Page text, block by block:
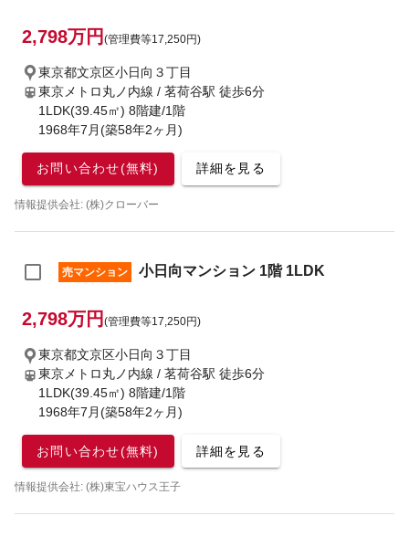
2,798万円 (管理費等17,250円)
東京都文京区小日向３丁目
東京メトロ丸ノ内線 / 茗荷谷駅 徒歩6分
1LDK(39.45㎡) 8階建/1階
1968年7月(築58年2ヶ月)
お問い合わせ(無料) 詳細を見る
情報提供会社: (株)クローバー
売マンション 小日向マンション 1階 1LDK
2,798万円 (管理費等17,250円)
東京都文京区小日向３丁目
東京メトロ丸ノ内線 / 茗荷谷駅 徒歩6分
1LDK(39.45㎡) 8階建/1階
1968年7月(築58年2ヶ月)
お問い合わせ(無料) 詳細を見る
情報提供会社: (株)東宝ハウス王子